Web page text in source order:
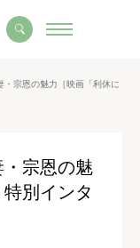
宗恩の魅力［映画「利休に
宗恩の魅
別インタ